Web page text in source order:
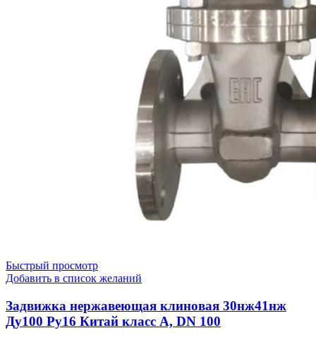
Быстрый просмотр
Добавить в список желаний
Задвижка нержавеющая клиновая 30нж41нж
Ду100 Ру16 Китай класс А, DN 100